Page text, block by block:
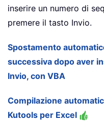
inserire un numero di
premere il tasto Invio.
Spostamento
successiva dopo aver
Invio, con VBA
Compilazione
Kutools per Excel